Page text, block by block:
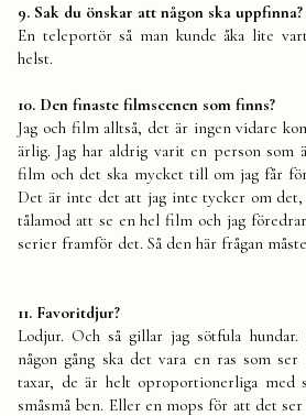
9. Sak du önskar att någon ska uppfinna?
En teleportör så man kunde åka lite
helst.
10. Den finaste filmscenen som finns?
Jag och film alltså, det är ingen vidare
ärlig. Jag har aldrig varit en person
film och det ska mycket till om jag får
Det är inte det att jag inte tycker om det,
tålamod att se en hel film och jag
serier framför det. Så den här frågan
11. Favoritdjur?
Lodjur. Och så gillar jag sötfula
någon gång ska det vara en ras som
taxar, de är helt oproportionerliga med
småsmå ben. Eller en mops för att det